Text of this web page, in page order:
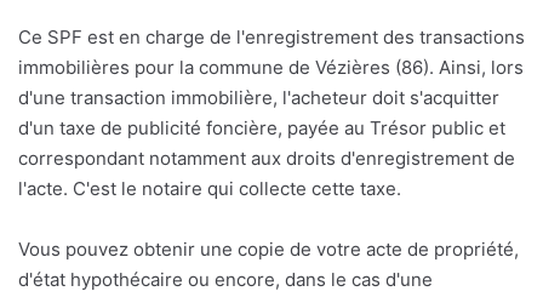
Ce SPF est en charge de l'enregistrement des transactions
immobilières pour la commune de Vézières (86). Ainsi, lors
d'une transaction immobilière, l'acheteur doit s'acquitter
d'un taxe de publicité foncière, payée au Trésor public et
correspondant notamment aux droits d'enregistrement de
l'acte. C'est le notaire qui collecte cette taxe.
Vous pouvez obtenir une copie de votre acte de propriété,
d'état hypothécaire ou encore, dans le cas d'une